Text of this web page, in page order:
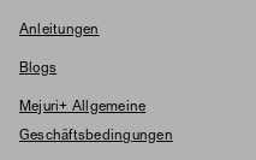
Anleitungen
Blogs
Mejuri+ Allgemeine
Geschäftsbedingungen